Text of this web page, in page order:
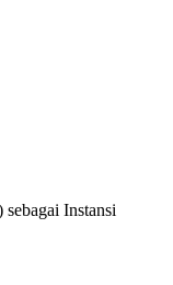
Instansi